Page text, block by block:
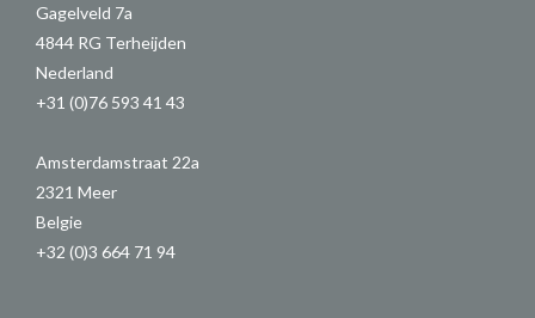
Gagelveld 7a
4844 RG Terheijden
Nederland
+31 (0)76 593 41 43
Amsterdamstraat 22a
2321 Meer
Belgie
+32 (0)3 664 71 94